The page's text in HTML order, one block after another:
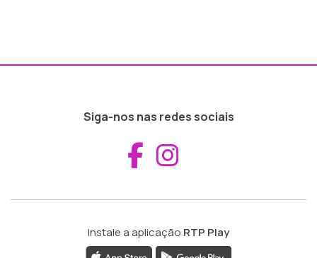
Siga-nos nas redes sociais
Aceder ao
Instale a aplicação RTP Play